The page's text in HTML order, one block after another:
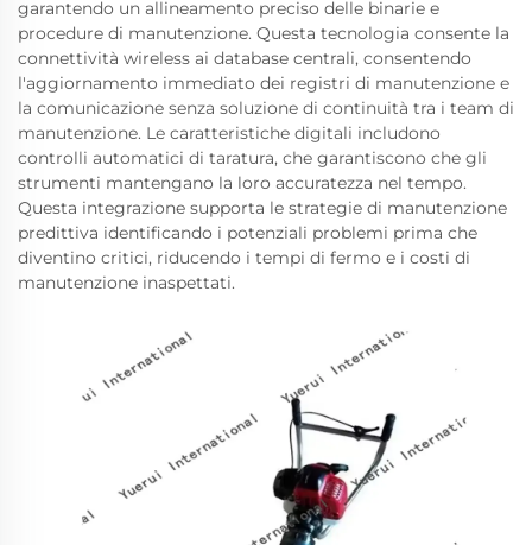
garantendo un allineamento preciso delle binarie e
procedure di manutenzione. Questa tecnologia consente la
connettività wireless ai database centrali, consentendo
l'aggiornamento immediato dei registri di manutenzione e
la comunicazione senza soluzione di continuità tra i team di
manutenzione. Le caratteristiche digitali includono
controlli automatici di taratura, che garantiscono che gli
strumenti mantengano la loro accuratezza nel tempo.
Questa integrazione supporta le strategie di manutenzione
predittiva identificando i potenziali problemi prima che
diventino critici, riducendo i tempi di fermo e i costi di
manutenzione inaspettati.